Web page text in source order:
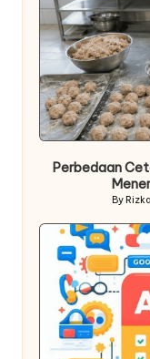
Perbedaan
Posted
By